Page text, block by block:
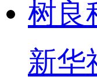
新华